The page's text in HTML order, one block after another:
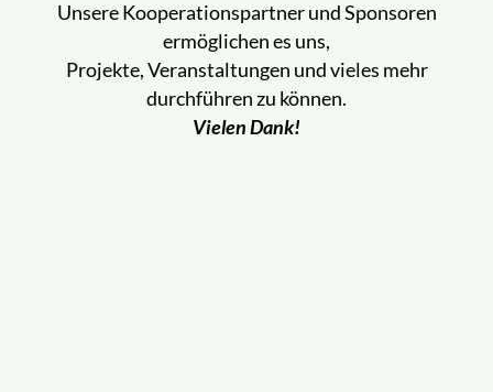
Unsere Kooperationspartner und Sponsoren
ermöglichen es uns,
Projekte, Veranstaltungen und vieles mehr
durchführen zu können.
Vielen Dank!